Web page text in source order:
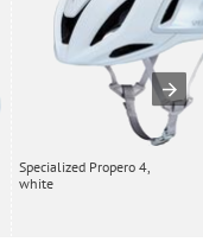
Specialized Propero 4,
white